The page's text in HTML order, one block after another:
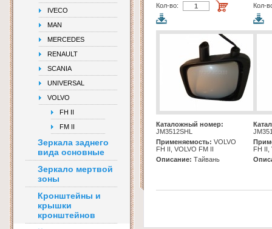
IVECO
MAN
MERCEDES
RENAULT
SCANIA
UNIVERSAL
VOLVO
FH II
FM II
Зеркала заднего
вида основные
Зеркало мертвой
зоны
Кронштейны и
крышки
кронштейнов
Кол-во:
Каталожный номер:
JM3512SHL
Применяемость: VOLVO
FH II, VOLVO FM II
Описание: Тайвань
Кол-
FH II,